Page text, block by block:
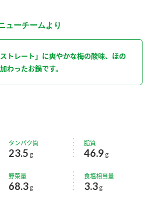
ューチームより
ストレート」に爽やかな梅の酸味、ほの
わったお鍋です。
タンパク質
23.5 g
脂質
46.9 g
野菜量
68.3g
食塩相当量
3.3 g